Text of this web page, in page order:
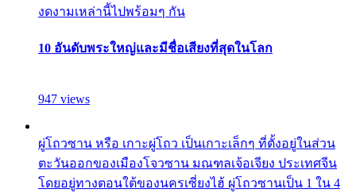
งดงามเหล่านี้ไปพร้อมๆ กัน
10 อันดับพระใหญ่และมีชื่อเสียงที่สุดในโลก
947 views
ผู่โถวซาน หรือ เกาะผู่โถว เป็นเกาะเล็กๆ ที่ตั้งอยู่ในส่วน
ตะวันออกของเมืองโจวซาน มณฑลเจ้อเจียง ประเทศจีน
โดยอยู่ทางตอนใต้ของนครเซี่ยงไฮ้ ผู่โถวซานเป็น 1 ใน 4